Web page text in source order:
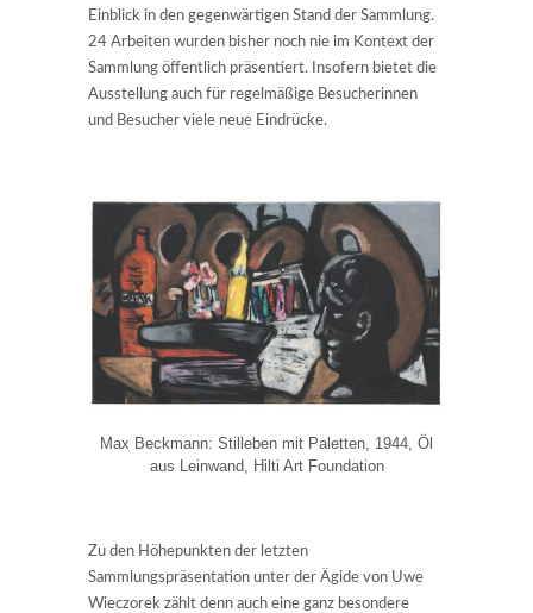
Einblick in den gegenwärtigen Stand der Sammlung.
24 Arbeiten wurden bisher noch nie im Kontext der
Sammlung öffentlich präsentiert. Insofern bietet die
Ausstellung auch für regelmäßige Besucherinnen
und Besucher viele neue Eindrücke.
Max Beckmann: Stilleben mit Paletten, 1944, Öl
aus Leinwand, Hilti Art Foundation
Zu den Höhepunkten der letzten
Sammlungspräsentation unter der Ägide von Uwe
Wieczorek zählt denn auch eine ganz besondere